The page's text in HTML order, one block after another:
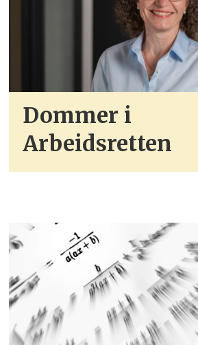
Dommer i
Arbeidsretten